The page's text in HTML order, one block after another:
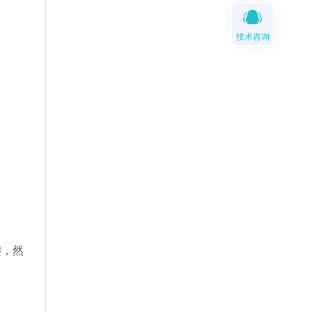
然
技术咨询